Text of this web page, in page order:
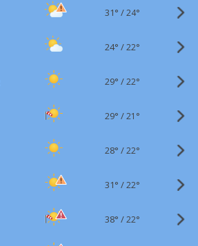
31° /24°
24° /22°
29° /22°
29° /21°
28° /22°
31° /22°
38° /22°